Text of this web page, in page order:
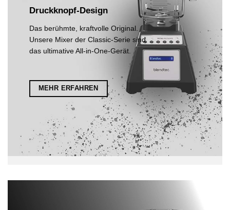
Druckknopf-Design
Das berühmte, kraftvolle Original.
Unsere Mixer der Classic-Serie sind
das ultimative All-in-One-Gerät.
MEHR ERFAHREN